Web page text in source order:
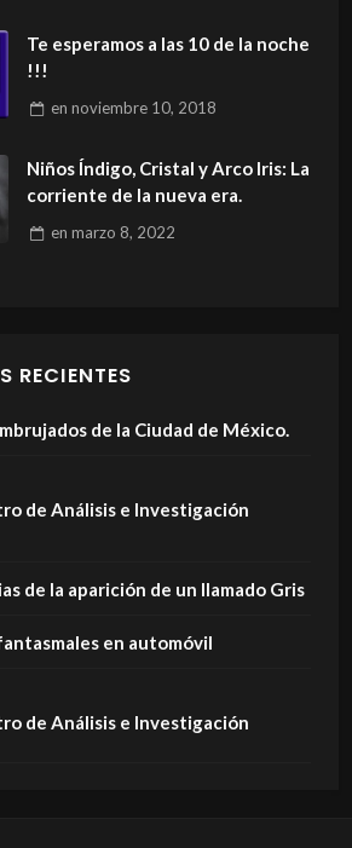
Te esperamos a las 10 de la noche
!!!
en noviembre 10, 2018
Niños Índigo, Cristal y Arco Iris: La
corriente de la nueva era.
en marzo 8, 2022
RECIENTES
de la Ciudad de México.
de Análisis e Investigación
de la aparición de un llamado Gris
en automóvil
de Análisis e Investigación